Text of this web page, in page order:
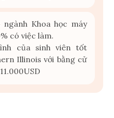
Khoa học máy
có việc làm.
của sinh viên tốt
Illinois với bằng cử